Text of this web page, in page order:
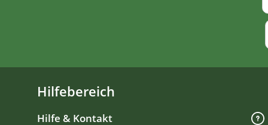
Hilfebereich
Hilfe & Kontakt